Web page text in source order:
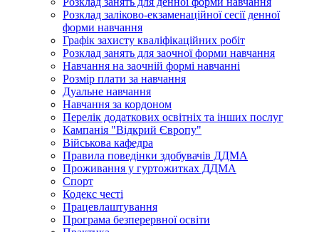
Розклад заліково-екзаменаційної сесії денної
форми навчання
Графік захисту кваліфікаційних робіт
Розклад занять для заочної форми навчання
Навчання на заочній формі навчанні
Розмір плати за навчання
Дуальне навчання
Навчання за кордоном
Перелік додаткових освітніх та інших послуг
Кампанія "Відкрий Європу"
Військова кафедра
Правила поведінки здобувачів ДДМА
Проживання у гуртожитках ДДМА
Спорт
Кодекс честі
Працевлаштування
Програма безперервної освіти